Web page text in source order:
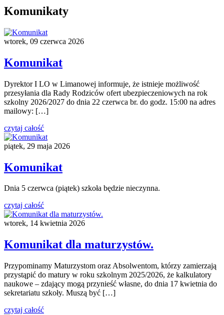
Komunikaty
wtorek, 09 czerwca 2026
Komunikat
Dyrektor I LO w Limanowej informuje, że istnieje możliwość
przesyłania dla Rady Rodziców ofert ubezpieczeniowych na rok
szkolny 2026/2027 do dnia 22 czerwca br. do godz. 15:00 na adres
mailowy: […]
czytaj całość
piątek, 29 maja 2026
Komunikat
Dnia 5 czerwca (piątek) szkoła będzie nieczynna.
czytaj całość
wtorek, 14 kwietnia 2026
Komunikat dla maturzystów.
Przypominamy Maturzystom oraz Absolwentom, którzy zamierzają
przystąpić do matury w roku szkolnym 2025/2026, że kalkulatory
naukowe – zdający mogą przynieść własne, do dnia 17 kwietnia do
sekretariatu szkoły. Muszą być […]
czytaj całość